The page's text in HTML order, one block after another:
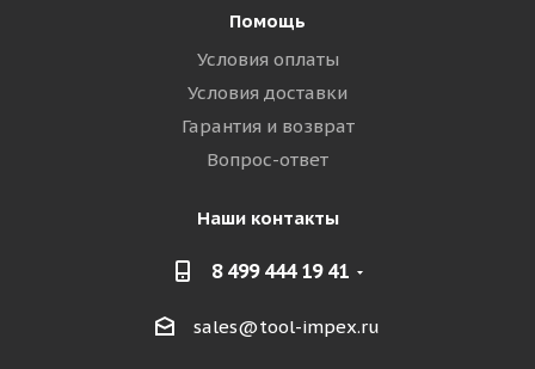
Помощь
Условия оплаты
Условия доставки
Гарантия и возврат
Вопрос-ответ
Наши контакты
8 499 444 19 41
sales@tool-impex.ru